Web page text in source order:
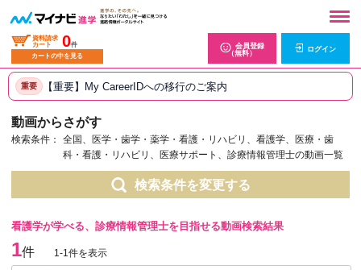
資料請求
カート
0件
カートの中を見る
会員登録
（無料）
ログイン
重要 【重要】My CareerIDへの移行のご案内
動画からさがす
検索条件：
全国、医学・歯学・薬学・看護・リハビリ、看護学、医療・歯
科・看護・リハビリ、医療サポート、診療情報管理士の動画一覧
検索条件を変更する
看護学が学べる、診療情報管理士を目指せる動画検索結果
1件 1-1件を表示